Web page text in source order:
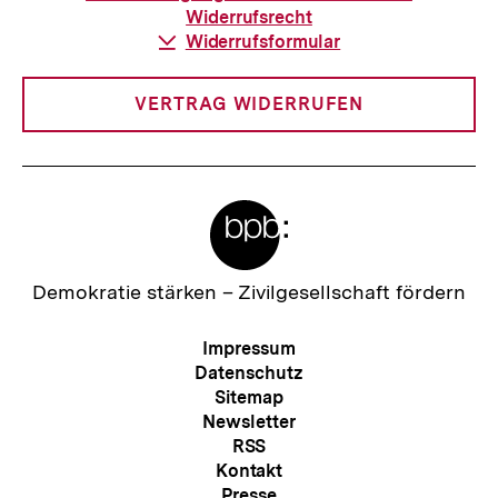
l
Widerrufsrecht
Download-
Widerrufsformular
VERTRAG WIDERRUFEN
Zur
Demokratie stärken – Zivilgesellschaft fördern
Meta-
Navigation
Impressum
Datenschutz
Sitemap
Newsletter
RSS
Kontakt